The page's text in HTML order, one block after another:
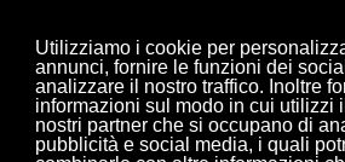
Utilizziamo i cookie per
annunci, fornire le funzioni dei
analizzare il nostro traffico. Inoltre
informazioni sul modo in cui utilizzi
nostri partner che si occupano di
pubblicità e social media, i quali